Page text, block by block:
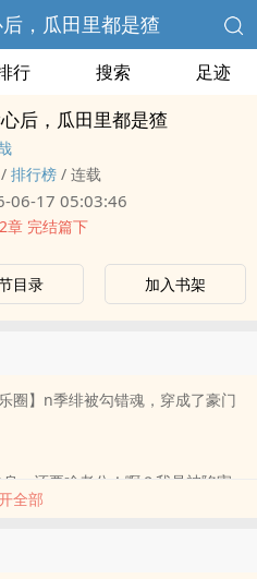
，瓜田里都是猹
行 搜索 足迹
后，瓜田里都是猹
/ 排行榜 / 连载
06-17 05:03:46
章 完结篇下
目录 加入书架
圈】n季绯被勾错魂，穿成了豪门
，还要啥老公！啊？我是被陷害
！】n即将签离婚协议的秦
全部